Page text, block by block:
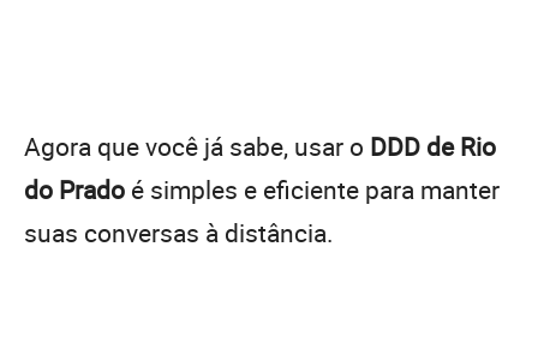
Agora que você já sabe, usar o DDD de Rio
do Prado é simples e eficiente para manter
suas conversas à distância.